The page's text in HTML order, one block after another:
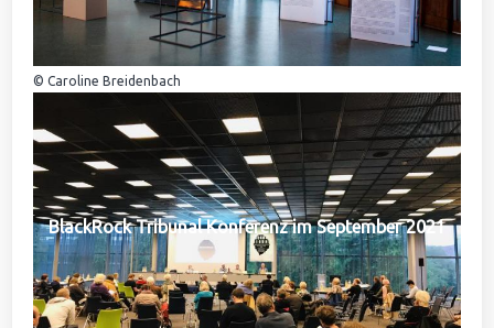
© Caroline Breidenbach
BlackRock Tribunal Konferenz im September 2021